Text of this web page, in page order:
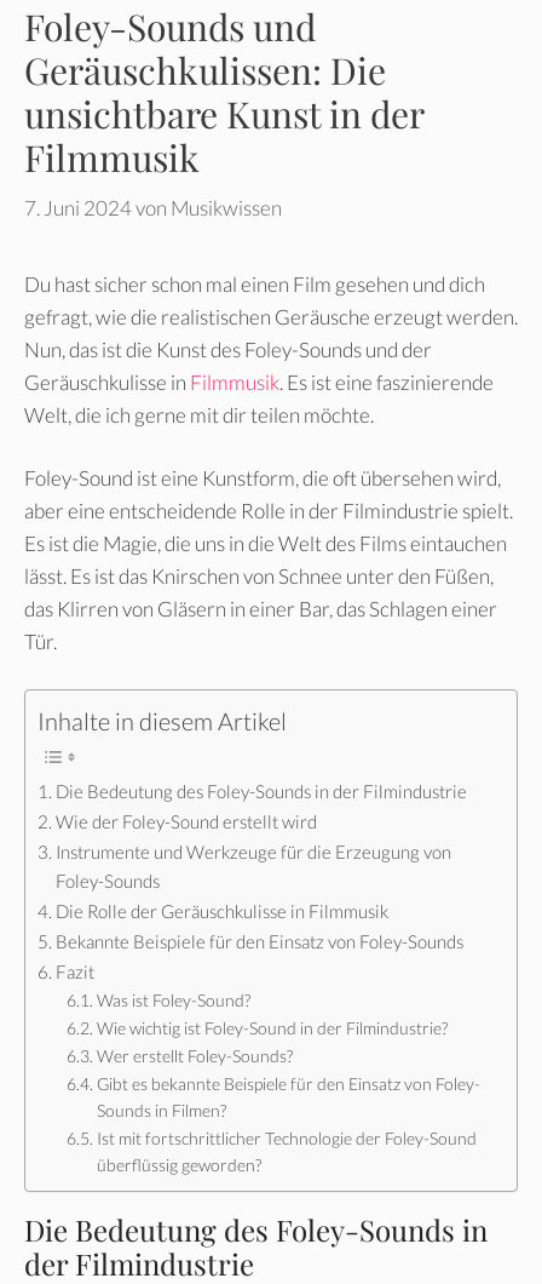
Foley-Sounds und
Geräuschkulissen: Die
unsichtbare Kunst in der
Filmmusik
7. Juni 2024von Musikwissen
Du hast sicher schon mal einen Film gesehen und dich
gefragt, wie die realistischen Geräusche erzeugt werden.
Nun, das ist die Kunst des Foley-Sounds und der
Geräuschkulisse in Filmmusik. Es ist eine faszinierende
Welt, die ich gerne mit dir teilen möchte.
Foley-Sound ist eine Kunstform, die oft übersehen wird,
aber eine entscheidende Rolle in der Filmindustrie spielt.
Es ist die Magie, die uns in die Welt des Films eintauchen
lässt. Es ist das Knirschen von Schnee unter den Füßen,
das Klirren von Gläsern in einer Bar, das Schlagen einer
Tür.
Inhalte in diesem Artikel
Die Bedeutung des Foley-Sounds in der Filmindustrie
Wie der Foley-Sound erstellt wird
Instrumente und Werkzeuge für die Erzeugung von
Foley-Sounds
Die Rolle der Geräuschkulisse in Filmmusik
Bekannte Beispiele für den Einsatz von Foley-Sounds
Fazit
Was ist Foley-Sound?
Wie wichtig ist Foley-Sound in der Filmindustrie?
Wer erstellt Foley-Sounds?
Gibt es bekannte Beispiele für den Einsatz von Foley-
Sounds in Filmen?
Ist mit fortschrittlicher Technologie der Foley-Sound
überflüssig geworden?
Die Bedeutung des Foley-Sounds in
der Filmindustrie